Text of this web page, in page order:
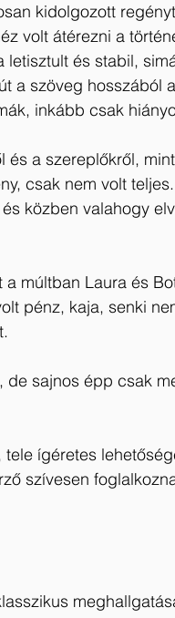
kidolgozott
volt átérezni a
és stabil,
a szöveg hosszából
inkább csak
a szereplőkről,
csak nem volt
közben valahogy
múltban Laura és
pénz, kaja, senki
de sajnos épp csak
ígéretes
szívesen